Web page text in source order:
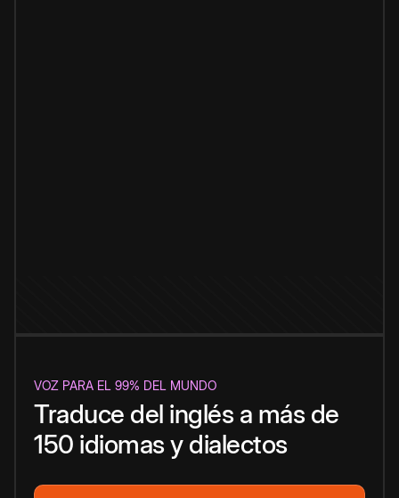
VOZ PARA EL 99% DEL MUNDO
Traduce del inglés a más de
150 idiomas y dialectos